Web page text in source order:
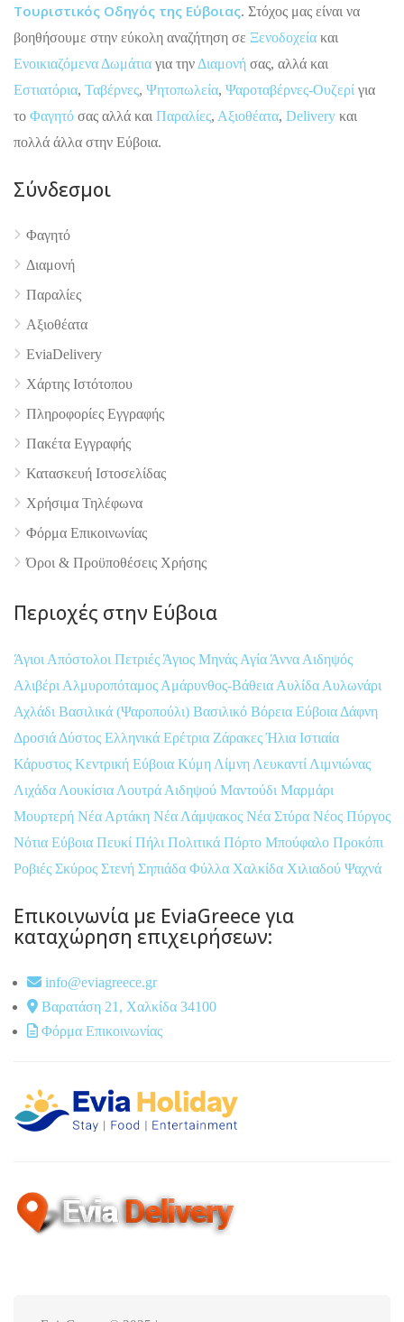
4.9
Τουριστικός Οδηγός της Εύβοιας. Στόχος μας είναι να
βοηθήσουμε στην εύκολη αναζήτηση σε Ξενοδοχεία και
Ενοικιαζόμενα Δωμάτια για την Διαμονή σας, αλλά και
Εστιατόρια, Ταβέρνες, Ψητοπωλεία, Ψαροταβέρνες-Ουζερί για
το Φαγητό σας αλλά και Παραλίες, Αξιοθέατα, Delivery και
πολλά άλλα στην Εύβοια.
Σύνδεσμοι
Φαγητό
Διαμονή
Παραλίες
Αξιοθέατα
EviaDelivery
Χάρτης Ιστότοπου
Πληροφορίες Εγγραφής
Πακέτα Εγγραφής
Κατασκευή Ιστοσελίδας
Χρήσιμα Τηλέφωνα
Φόρμα Επικοινωνίας
Όροι & Προϋποθέσεις Xρήσης
Περιοχές στην Εύβοια
Άγιοι Απόστολοι Πετριές Άγιος Μηνάς Αγία Άννα Αιδηψός
Αλιβέρι Αλμυροπόταμος Αμάρυνθος-Βάθεια Αυλίδα Αυλωνάρι
Αχλάδι Βασιλικά (Ψαροπούλι) Βασιλικό Βόρεια Εύβοια Δάφνη
Δροσιά Δύστος Ελληνικά Ερέτρια ΖάρακεςΉλια Ιστιαία
Κάρυστος Κεντρική Εύβοια Κύμη Λίμνη Λευκαντί Λιμνιώνας
Λιχάδα Λουκίσια Λουτρά Αιδηψού Μαντούδι Μαρμάρι
Μουρτερή Νέα Αρτάκη Νέα Λάμψακος Νέα Στύρα Νέος Πύργος
Νότια Εύβοια Πευκί Πήλι Πολιτικά Πόρτο Μπούφαλο Προκόπι
Ροβιές Σκύρος Στενή Σηπιάδα Φύλλα Χαλκίδα Χιλιαδού Ψαχνά
Επικοινωνία με EviaGreece για
καταχώρηση επιχειρήσεων:
info@eviagreece.gr
Βαρατάση 21, Χαλκίδα 34100
Φόρμα Επικοινωνίας